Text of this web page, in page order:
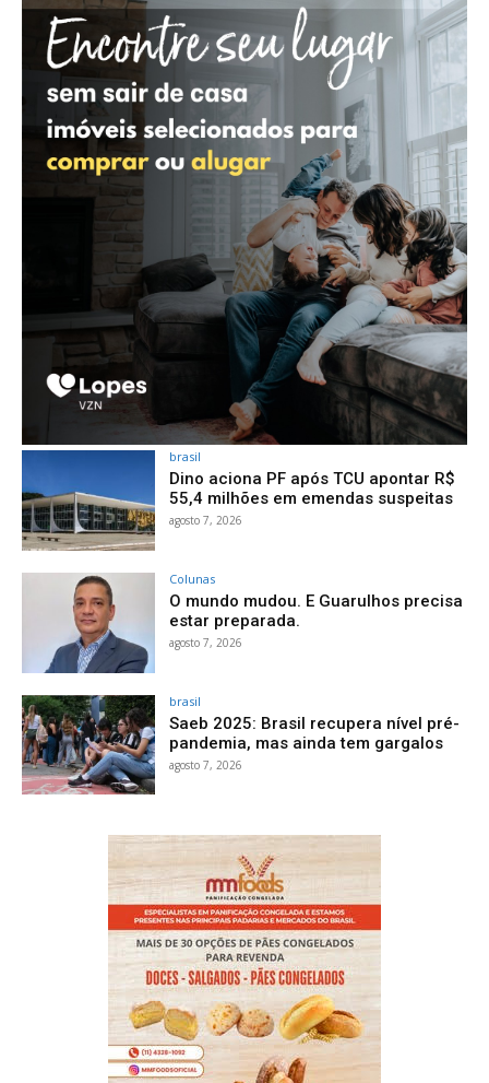
brasil
Dino aciona PF após TCU apontar R$
55,4 milhões em emendas suspeitas
agosto 7, 2026
Colunas
O mundo mudou. E Guarulhos precisa
estar preparada.
agosto 7, 2026
brasil
Saeb 2025: Brasil recupera nível pré-
pandemia, mas ainda tem gargalos
agosto 7, 2026